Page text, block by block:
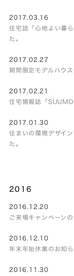
2017.03.16
住宅誌「心地よい暮
た。
2017.02.27
期間限定モデルハウ
2017.02.21
住宅情報誌「
2017.01.30
住まいの環境デザイ
た。
2016
2016.12.20
ご来場キャンペーン
2016.12.10
年末年始休業のお知
2016.11.30